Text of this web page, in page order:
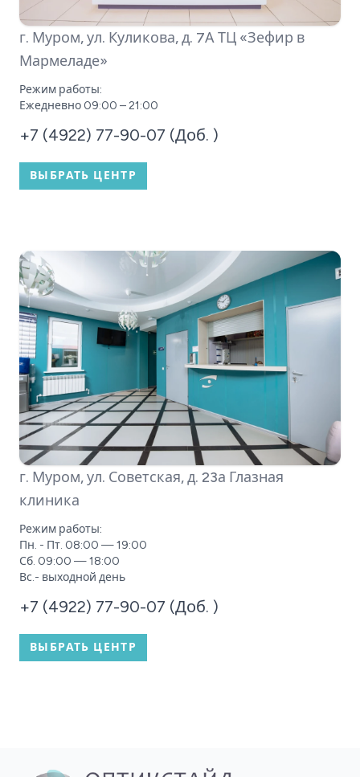
г. Муром, ул. Куликова, д. 7АТЦ «Зефир в
Мармеладе»
Режим работы:
Ежедневно 09:00 – 21:00
+7 (4922) 77-90-07 (Доб. )
ВЫБРАТЬ ЦЕНТР
г. Муром, ул. Советская, д. 23а Глазная
клиника
Режим работы:
Пн. - Пт. 08:00 — 19:00
Сб. 09:00 — 18:00
Вс.- выходной день
+7 (4922) 77-90-07 (Доб. )
ВЫБРАТЬ ЦЕНТР